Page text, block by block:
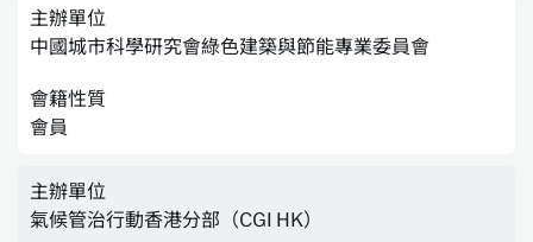
主辦單位
中國城市科學研究會綠色建築與節能專業委員會
會籍性質
會員
主辦單位
氣候管治行動香港分部（CGI HK）